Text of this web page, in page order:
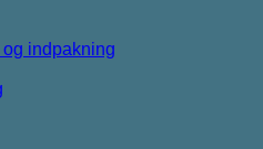
indpakning